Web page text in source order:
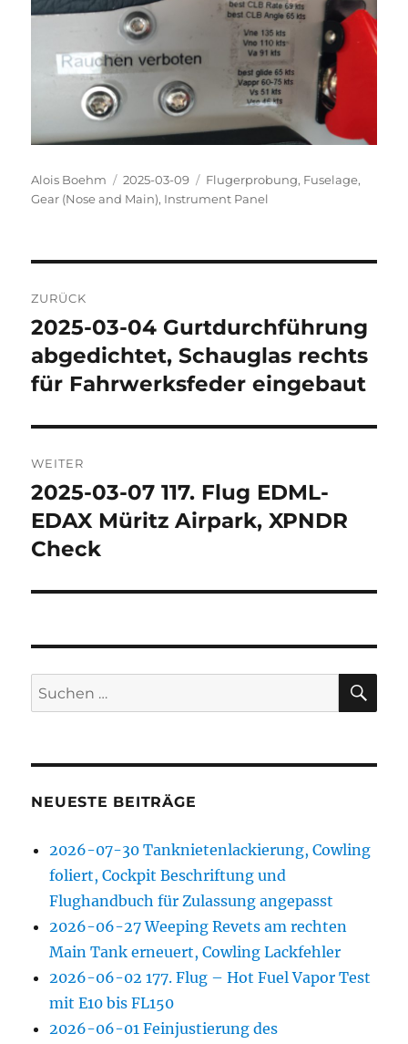
Autor
Alois Boehm
Veröffentlicht
am
2025-03-09 Kategorien
Flugerprobung, Fuselage,
Gear (Nose and Main), Instrument Panel
ZURÜCK
Vorheriger
Beitrag:
2025-03-04 Gurtdurchführung
abgedichtet, Schauglas rechts
für Fahrwerksfeder eingebaut
WEITER
Nächster
Beitrag:
2025-03-07 117. Flug EDML-
EDAX Müritz Airpark, XPNDR
Check
Suchen
nach:
NEUESTE BEITRÄGE
2026-07-30 Tanknietenlackierung, Cowling
foliert, Cockpit Beschriftung und
Flughandbuch für Zulassung angepasst
2026-06-27 Weeping Revets am rechten
Main Tank erneuert, Cowling Lackfehler
2026-06-02 177. Flug – Hot Fuel Vapor Test
mit E10 bis FL150
2026-06-01 Feinjustierung des